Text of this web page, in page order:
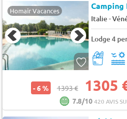
Homair Vacances Camping
Italie-
Lodge 4
- 6 % 1393 € 1305
7.8/10420 AVIS